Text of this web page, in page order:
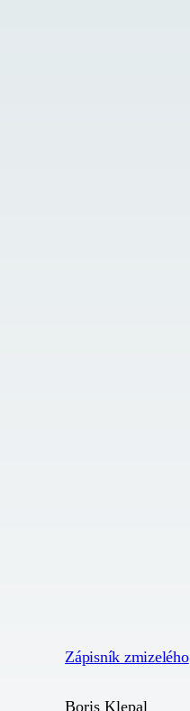
Zápisník zmizelého
Boris Klepal